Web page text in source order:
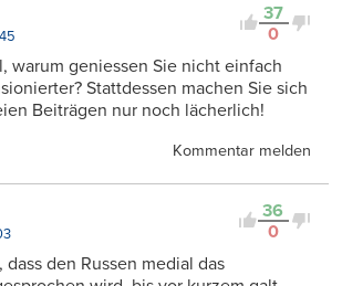
37
0
warum geniessen Sie nicht einfach
Stattdessen machen Sie sich
Beiträgen nur noch lächerlich!
Kommentar melden
36
0
den Russen medial das